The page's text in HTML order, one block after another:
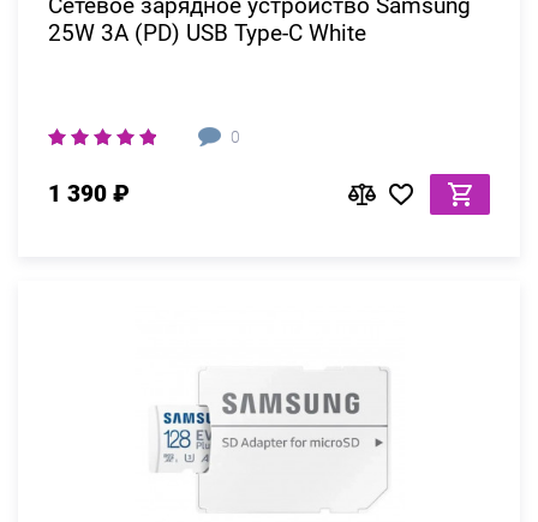
25W 3A (PD) USB Type-C White
0
1 390 ₽